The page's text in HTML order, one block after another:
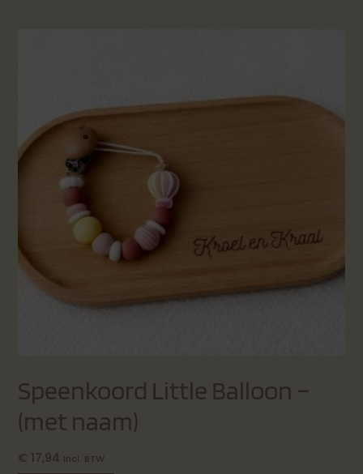
Speenkoord Little Balloon –
(met naam)
€ 17,94 Incl. BTW